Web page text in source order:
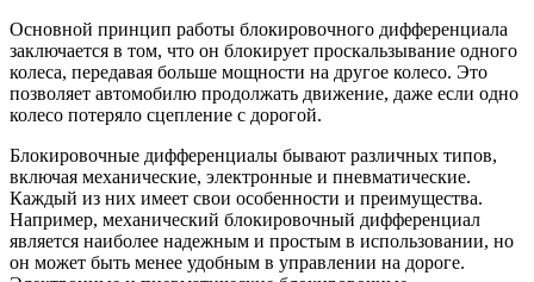
Основной принцип работы блокировочного дифференциала
заключается в том, что он блокирует проскальзывание одного
колеса, передавая больше мощности на другое колесо. Это
позволяет автомобилю продолжать движение, даже если одно
колесо потеряло сцепление с дорогой.
Блокировочные дифференциалы бывают различных типов,
включая механические, электронные и пневматические.
Каждый из них имеет свои особенности и преимущества.
Например, механический блокировочный дифференциал
является наиболее надежным и простым в использовании, но
он может быть менее удобным в управлении на дороге.